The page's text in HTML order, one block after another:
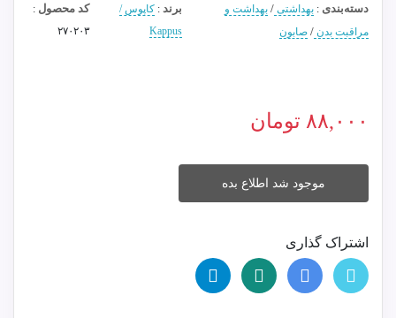
دسته‌بندی : بهداشتی / بهداشت و
مراقبت بدن / صابون
برند: کاپوس /
Kappus
کد محصول :
۲۷۰۲۰۳
۸۸,۰۰۰ تومان
موجود شد اطلاع بده
اشتراک گذاری